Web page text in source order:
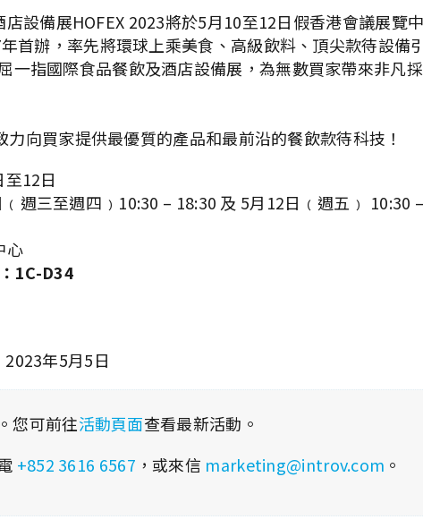
設備展HOFEX 2023將於5月10至12日假香港會議展覽
首辦，率先將環球上乘美食、高級飲料、頂尖款待設備
一指國際食品餐飲及酒店設備展，為無數買家帶來非凡
向買家提供最優質的產品和最前沿的餐飲款待科技！
12日
週三至週四﹚10:30 – 18:30 及 5月12日﹙週五﹚ 10:30 –
心
1C-D34
年5月5日
您可前往活動頁面查看最新活動。
+852 3616 6567 ，或來信 marketing@introv.com 。